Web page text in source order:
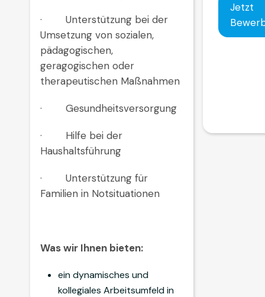
· Unterstützung bei der
Umsetzung von sozialen,
pädagogischen,
geragogischen oder
therapeutischen Maßnahmen
· Gesundheitsversorgung
· Hilfe bei der
Haushaltsführung
· Unterstützung für
Familien in Notsituationen
Was wir Ihnen bieten:
ein dynamisches und
kollegiales Arbeitsumfeld in
Jetzt